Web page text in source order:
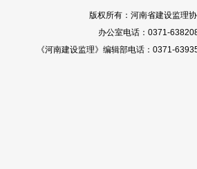
版权所有：河南省建设监理
办公室电话：0371-
《河南建设监理》编辑部电话：